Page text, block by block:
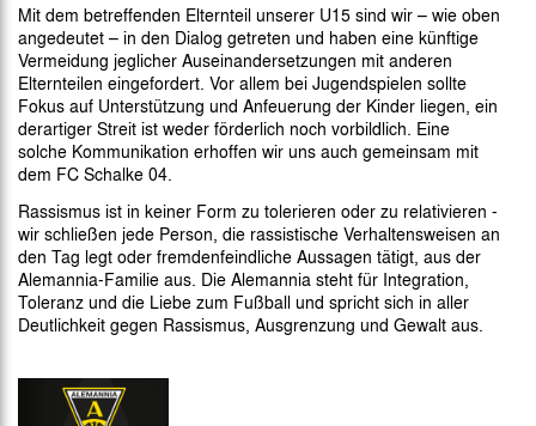
Mit dem betreffenden Elternteil unserer U15 sind wir – wie oben
angedeutet – in den Dialog getreten und haben eine künftige
Vermeidung jeglicher Auseinandersetzungen mit anderen
Elternteilen eingefordert. Vor allem bei Jugendspielen sollte
Fokus auf Unterstützung und Anfeuerung der Kinder liegen, ein
derartiger Streit ist weder förderlich noch vorbildlich. Eine
solche Kommunikation erhoffen wir uns auch gemeinsam mit
dem FC Schalke 04.
Rassismus ist in keiner Form zu tolerieren oder zu relativieren -
wir schließen jede Person, die rassistische Verhaltensweisen an
den Tag legt oder fremdenfeindliche Aussagen tätigt, aus der
Alemannia-Familie aus. Die Alemannia steht für Integration,
Toleranz und die Liebe zum Fußball und spricht sich in aller
Deutlichkeit gegen Rassismus, Ausgrenzung und Gewalt aus.